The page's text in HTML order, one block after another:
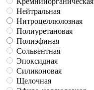
Нейтральная
Нитроцеллюлозная
Полиуретановая
Полиэфиная
Сольвентная
Эпоксидная
Силиконовая
Щелочная